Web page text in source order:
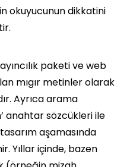
okuyucunun dikkatini
paketi ve web
mıgır metinler olarak
Ayrıca arama
anahtar sözcükleri ile
aşamasında
Yıllar içinde, bazen